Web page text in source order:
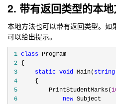
2. 带有返回类型的本
本地方法也可以带有返回类型。
可以给出提示。
1 class
2
3
static void Main( string
4
5
         PrintStudentMarks(
6
new